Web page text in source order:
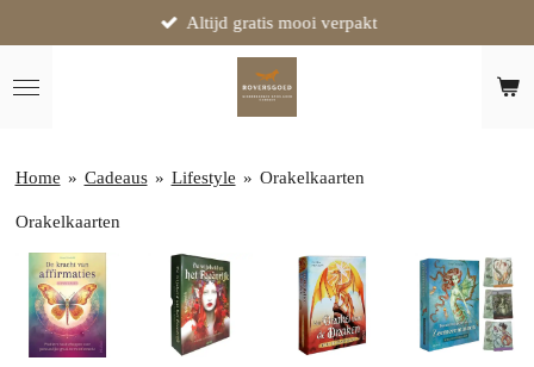
direct
naar
de
Altijd gratis mooi verpakt
Home » Cadeaus » Lifestyle » Orakelkaarten
Orakelkaarten